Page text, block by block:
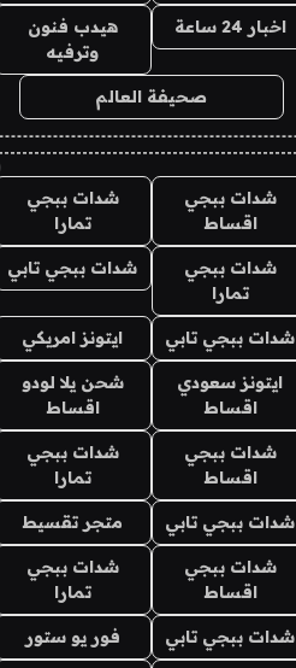
اخبار 24 ساعة
هيدب فنون
وترفيه
صحيفة العالم
شدات ببجي
اقساط
شدات ببجي
تمارا
شدات ببجي
تمارا
شدات ببجي تابي
شدات ببجي تابي ايتونز امريكي
ايتونز سعودي
اقساط
شحن يلا لودو
اقساط
شدات ببجي
اقساط
شدات ببجي
تمارا
شدات ببجي تابي متجر تقسيط
شدات ببجي
اقساط
شدات ببجي
تمارا
شدات ببجي تابي فور يو ستور